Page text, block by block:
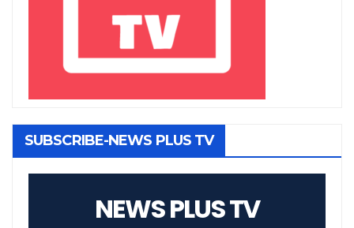
SUBSCRIBE-NEWS PLUS TV
NEWS PLUS TV